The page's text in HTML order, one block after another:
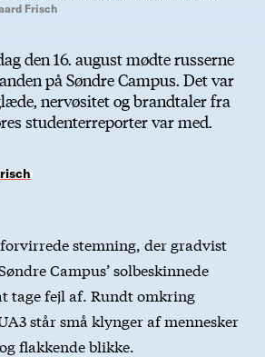
Frisch
den 16. august mødte russerne
på Søndre Campus. Det var
nervøsitet og brandtaler fra
studenterreporter var med.
stemning, der gradvist
Campus’ solbeskinnede
tage fejl af. Rundt omkring
står små klynger af mennesker
flakkende blikke.